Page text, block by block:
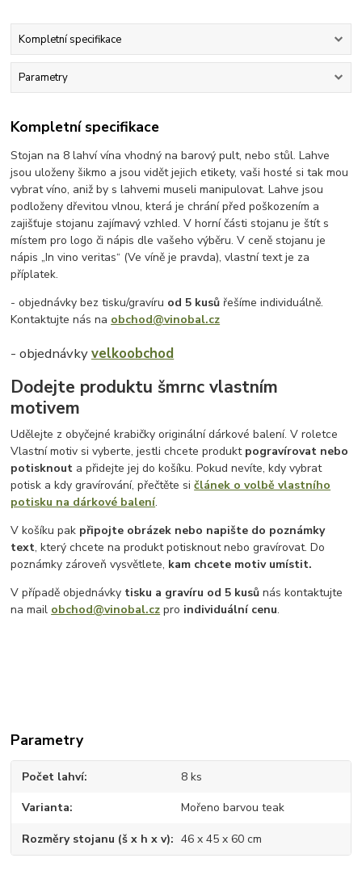
Kompletní specifikace
Parametry
Kompletní specifikace
Stojan na 8 lahví vína vhodný na barový pult, nebo stůl. Lahve
jsou uloženy šikmo a jsou vidět jejich etikety, vaši hosté si tak mou
vybrat víno, aniž by s lahvemi museli manipulovat. Lahve jsou
podloženy dřevitou vlnou, která je chrání před poškozením a
zajišťuje stojanu zajímavý vzhled. V horní části stojanu je štít s
místem pro logo či nápis dle vašeho výběru. V ceně stojanu je
nápis „In vino veritas“ (Ve víně je pravda), vlastní text je za
příplatek.
- objednávky bez tisku/gravíru od 5 kusů řešíme individuálně.
Kontaktujte nás na obchod@vinobal.cz
- objednávkyvelkoobchod
Dodejte produktu šmrnc vlastním
motivem
Udělejte z obyčejné krabičky originální dárkové balení. V roletce
Vlastní motiv si vyberte, jestli chcete produkt pogravírovat nebo
potisknout a přidejte jej do košíku. Pokud nevíte, kdy vybrat
potisk a kdy gravírování, přečtěte sičlánek o volbě vlastního
potisku na dárkové balení.
V košíku pak připojte obrázek nebo napište do poznámky
text, který chcete na produkt potisknout nebo gravírovat. Do
poznámky zároveň vysvětlete, kam chcete motiv umístit.
V případě objednávky tisku a gravíru od 5 kusů nás kontaktujte
na mail obchod@vinobal.cz pro individuální cenu.
Parametry
Počet lahví 8 ks
Varianta Mořeno barvou teak
Rozměry stojanu (š x h x v) 46 x 45 x 60 cm